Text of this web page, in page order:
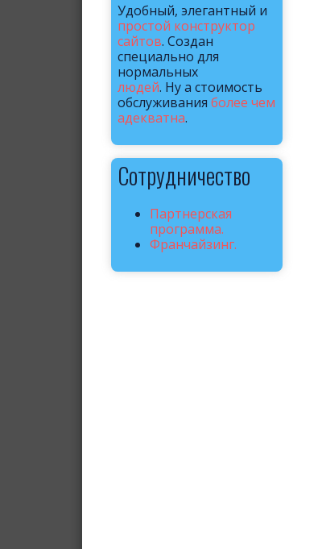
Удобный, элегантный и
простой конструктор
сайтов. Создан
специально для
нормальных
людей. Ну а стоимость
обслуживания более чем
адекватна.
Сотрудничество
Партнерская
программа.
Франчайзинг.